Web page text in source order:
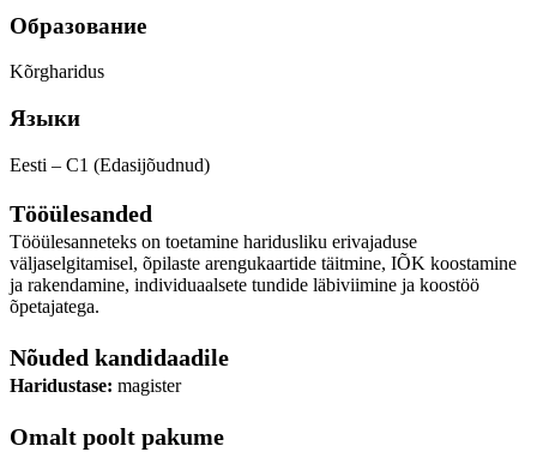
Образование
Kõrgharidus
Языки
Eesti – C1 (Edasijõudnud)
Tööülesanded
Tööülesanneteks on toetamine haridusliku erivajaduse
väljaselgitamisel, õpilaste arengukaartide täitmine, IÕK koostamine
ja rakendamine, individuaalsete tundide läbiviimine ja koostöö
õpetajatega.
Nõuded kandidaadile
Haridustase: magister
Omalt poolt pakume